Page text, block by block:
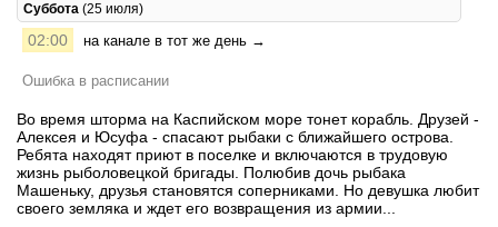
Суббота (25 июля)
02:00 на канале в тот же день →
Ошибка в расписании
Во время шторма на Каспийском море тонет корабль. Друзей -
Алексея и Юсуфа - спасают рыбаки с ближайшего острова.
Ребята находят приют в поселке и включаются в трудовую
жизнь рыболовецкой бригады. Полюбив дочь рыбака
Машеньку, друзья становятся соперниками. Но девушка любит
своего земляка и ждет его возвращения из армии...